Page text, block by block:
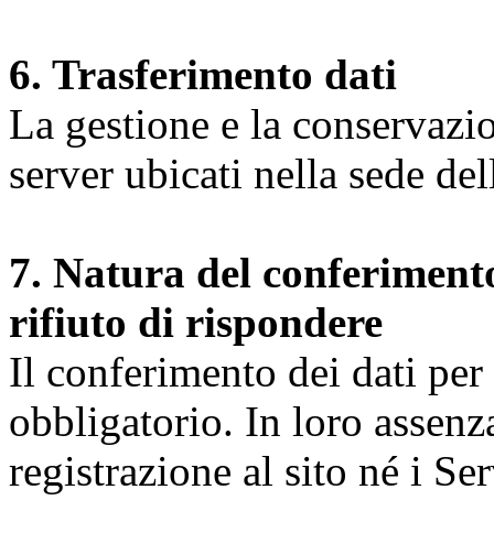
6. Trasferimento dati
La gestione e la
server ubicati nella sede
7. Natura del
rifiuto di rispondere
Il conferimento dei dati
obbligatorio. In loro
registrazione al sito né i